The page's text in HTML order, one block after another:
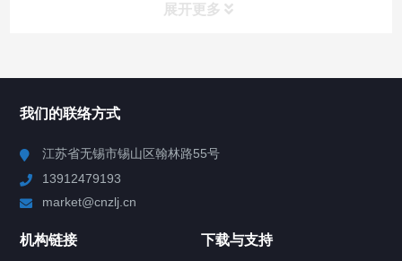
展开更多
Chiller高精度制冷循环器
我们的联络方式
江苏省无锡市锡山区翰林路55号
13912479193
market@cnzlj.cn
机构链接 下载与支持